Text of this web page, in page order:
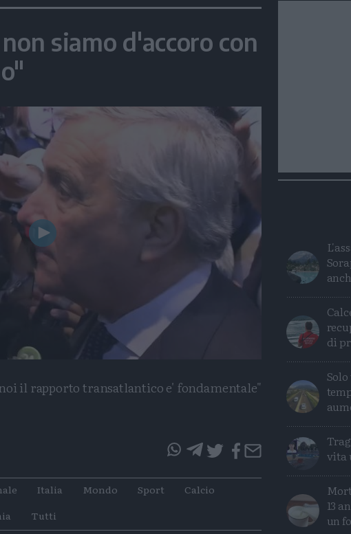
siamo d'accoro con
Play
Video
il rapporto transatlantico e' fondamentale"
articoloarticolo
Italia Mondo Sport
Calcio
Tutti
di
vita
13
un